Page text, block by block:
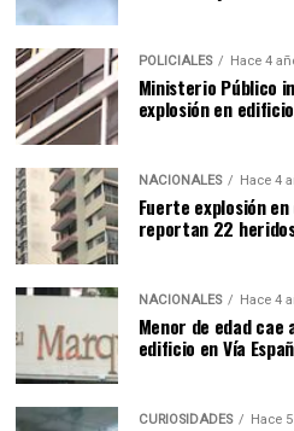
POLICIALES Hace 4
Ministerio Público
explosión en
NACIONALES Hace 4
Fuerte explosión
reportan 22
NACIONALES Hace 4
Menor de edad cae
edificio en Vía
CURIOSIDADES Hace